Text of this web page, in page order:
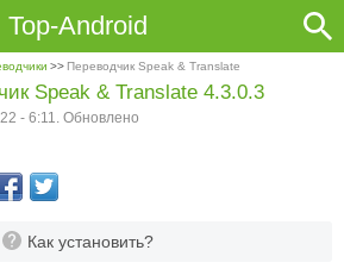
Top-Android
>> Переводчик Speak & Translate
Как установить?
Speak & Translate 4.3.0.3
- 6:11. Обновлено